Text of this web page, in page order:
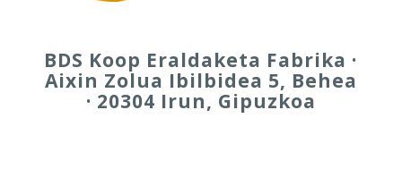
BDS Koop Eraldaketa Fabrika ·
Aixin Zolua Ibilbidea 5, Behea
· 20304 Irun, Gipuzkoa